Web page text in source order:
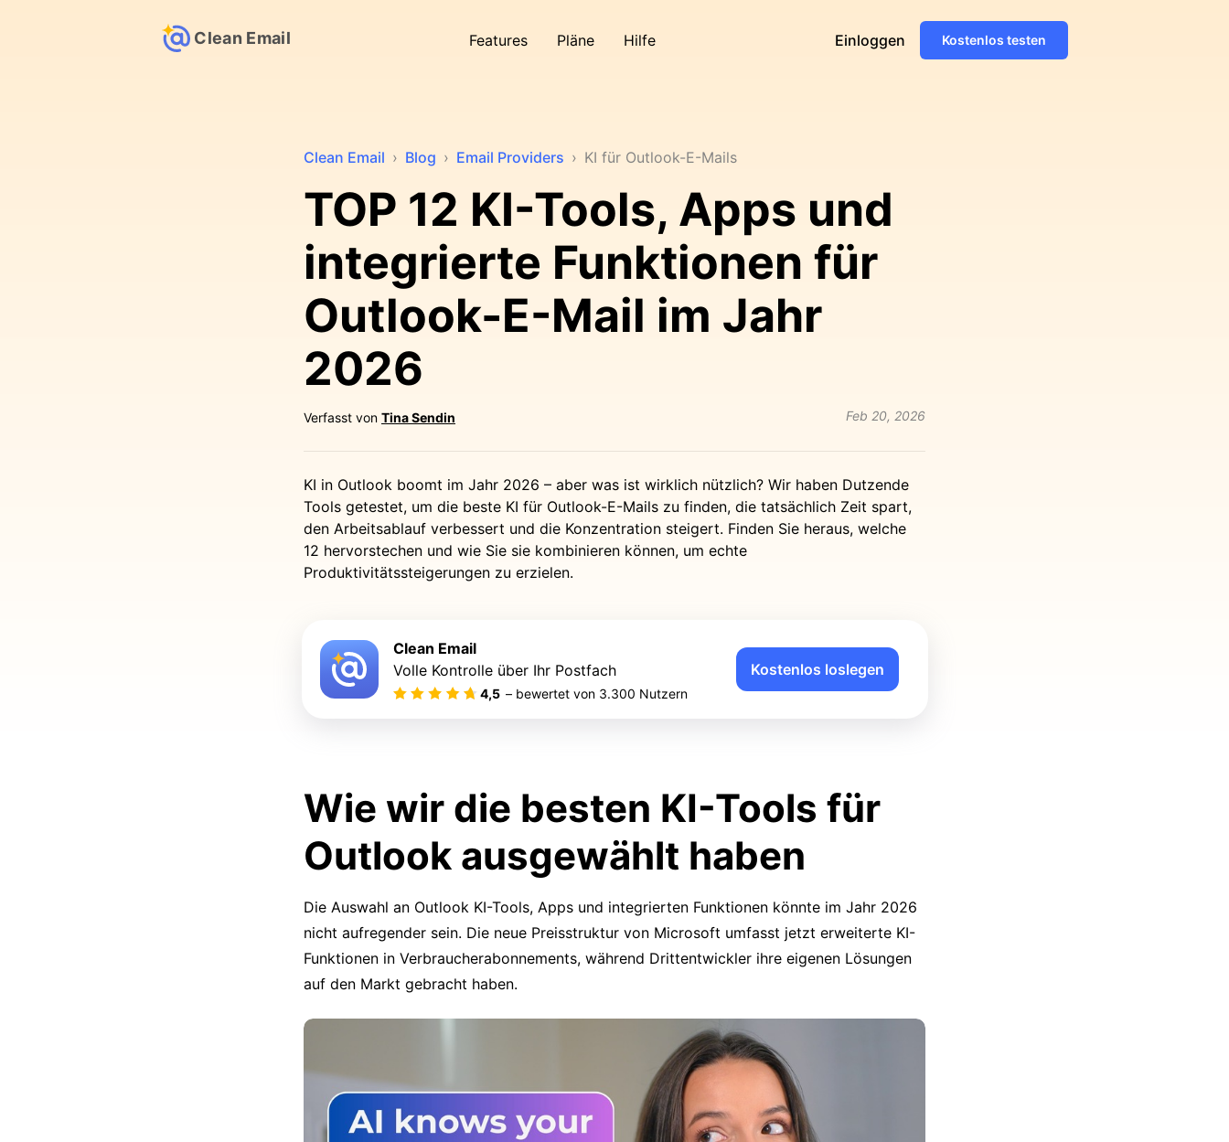
Clean Email Features Pläne Hilfe Einloggen Kostenlos testen
Clean Email › Blog › Email Providers › KI für Outlook-E-Mails
TOP 12 KI-Tools, Apps und
integrierte Funktionen für
Outlook-E-Mail im Jahr
2026
Verfasst von Tina Sendin Feb 20, 2026
KI in Outlook boomt im Jahr 2026 – aber was ist wirklich nützlich? Wir haben Dutzende
Tools getestet, um die beste KI für Outlook-E-Mails zu finden, die tatsächlich Zeit spart,
den Arbeitsablauf verbessert und die Konzentration steigert. Finden Sie heraus, welche
12 hervorstechen und wie Sie sie kombinieren können, um echte
Produktivitätssteigerungen zu erzielen.
Clean Email
Volle Kontrolle über Ihr Postfach
4,5 – bewertet von 3.300 Nutzern
Kostenlos loslegen
Wie wir die besten KI-Tools für
Outlook ausgewählt haben
Die Auswahl an Outlook KI-Tools, Apps und integrierten Funktionen könnte im Jahr 2026
nicht aufregender sein. Die neue Preisstruktur von Microsoft umfasst jetzt erweiterte KI-
Funktionen in Verbraucherabonnements, während Drittentwickler ihre eigenen Lösungen
auf den Markt gebracht haben.